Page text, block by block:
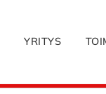
YRITYS